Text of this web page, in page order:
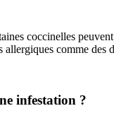
coccinelles
comme des
infestation ?